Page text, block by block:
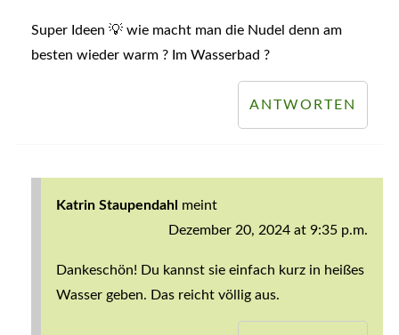
Super Ideen 💡 wie macht man die Nudel denn am
besten wieder warm ? Im Wasserbad ?
ANTWORTEN
Katrin Staupendahl meint
Dezember 20, 2024 at 9:35 p.m.
Dankeschön! Du kannst sie einfach kurz in heißes
Wasser geben. Das reicht völlig aus.